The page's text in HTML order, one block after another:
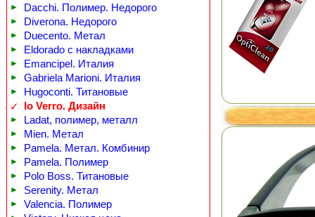
► Dacchi. Полимер. Недорого
► Diverona. Недорого
► Duecento. Метал
► Eldorado с накладками
► Emancipel. Италия
► Gabriela Marioni. Италия
►
Hugoconti. Титановые
✓
Io Verro. Дизайн
► Ladat, полимер, металл
► Mien. Метал
► Pamela. Метал. Комбинир
► Pamela. Полимер
► Polo Boss. Титановые
► Serenity. Метал
► Valencia. Полимер